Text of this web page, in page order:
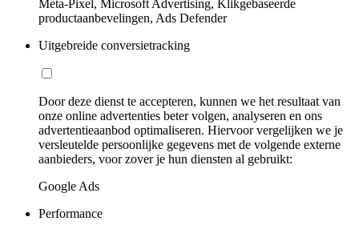
Meta-Pixel, Microsoft Advertising, Klikgebaseerde
productaanbevelingen, Ads Defender
Uitgebreide conversietracking
Door deze dienst te accepteren, kunnen we het resultaat van
onze online advertenties beter volgen, analyseren en ons
advertentieaanbod optimaliseren. Hiervoor vergelijken we je
versleutelde persoonlijke gegevens met de volgende externe
aanbieders, voor zover je hun diensten al gebruikt:
Google Ads
Performance